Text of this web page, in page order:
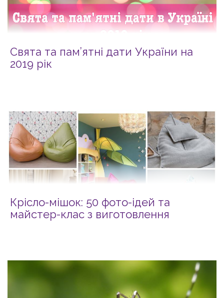
Свята та пам’ятні дати України на
2019 рік
Крісло-мішок: 50 фото-ідей та
майстер-клас з виготовлення